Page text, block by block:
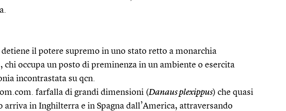
detiene il potere supremo in uno stato retto a monarchia
chi occupa un posto di preminenza in un ambiente o esercita
incontrastata su qcn.
farfalla di grandi dimensioni (Danaus plexippus) che quasi
arriva in Inghilterra e in Spagna dall’America, attraversando